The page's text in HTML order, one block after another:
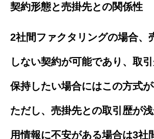
契約形態と売掛先との関係性
2社間ファクタリングの場合、
しない契約が可能であり、取
保持したい場合にはこの方式が
ただし、売掛先との取引歴が
用情報に不安がある場合は3社